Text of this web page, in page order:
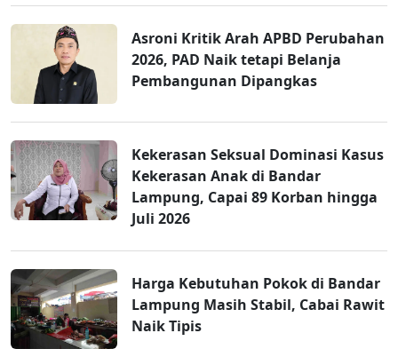
Asroni Kritik Arah APBD Perubahan
2026, PAD Naik tetapi Belanja
Pembangunan Dipangkas
Kekerasan Seksual Dominasi Kasus
Kekerasan Anak di Bandar
Lampung, Capai 89 Korban hingga
Juli 2026
Harga Kebutuhan Pokok di Bandar
Lampung Masih Stabil, Cabai Rawit
Naik Tipis